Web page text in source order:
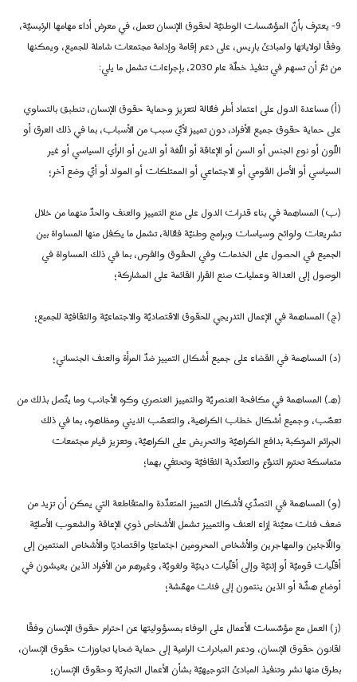
9- يعترف بأنّ المؤسّسات الوطنيّة لحقوق الإنسان تعمل، في معرض أداء مهامها الرئيسيّة،
وفقًا لولاياتها ولمبادئ باريس، على دعم إقامة وإدامة مجتمعات شاملة للجميع، ويمكنها
من ثمّ أن تسهم في تنفيذ خطّة عام 2030، بإجراءات تشمل ما يلي:
(أ)مساعدة الدول على اعتماد أطر فعّالة لتعزيز وحماية حقوق الإنسان، تنطبق بالتساوي
على حماية حقوق جميع الأفراد، دون تمييز لأيّ سبب من الأسباب، بما في ذلك العرق أو
اللّون أو نوع الجنس أو السن أو الإعاقة أو اللّغة أو الدين أو الرأي السياسي أو غير
السياسي أو الأصل القومي أو الاجتماعي أو الممتلكات أو المولد أو أيّ وضع آخر؛
(ب)المساهمة في بناء قدرات الدول على منع التمييز والعنف والحدّ منهما من خلال
تشريعات ولوائح وسياسات وبرامج وطنيّة فعّالة، تشمل ما يكفل منها المساواة بين
الجميع في الحصول على الخدمات وفي الحقوق والفرص، بما في ذلك المساواة في
الوصول إلى العدالة وعمليات صنع القرار القائمة على المشاركة؛
(ج)المساهمة في الإعمال التدريجي للحقوق الاقتصاديّة والاجتماعيّة والثقافيّة للجميع؛
(د)المساهمة في القضاء على جميع أشكال التمييز ضدّ المرأة والعنف الجنساني؛
(هـ)المساهمة في مكافحة العنصريّة والتمييز العنصري وكره الأجانب وما يتّصل بذلك من
تعصّب، وجميع أشكال خطاب الكراهية، والتعصّب الديني ومظاهره، بما في ذلك
الجرائم المرتكبة بدافع الكراهيّة والتحريض على الكراهيّة، وتعزيز قيام مجتمعات
متماسكة تحترم التنوّع والتعدّدية الثقافيّة وتحتفي بهما؛
(و)المساهمة في التصدّي لأشكال التمييز المتعدّدة والمتقاطعة التي يمكن أن تزيد من
ضعف فئات معيّنة إزاء العنف والتمييز تشمل الأشخاص ذوي الإعاقة والشعوب الأصليّة
واللّاجئين والمهاجرين والأشخاص المحرومين اجتماعيًا واقتصاديًا والأشخاص المنتمين إلى
أقلّيات قوميّة أو إثنيّة وإلى أقلّيات دينيّة ولغويّة، وغيرهم من الأفراد الذين يعيشون في
أوضاع هشّة أو الذين ينتمون إلى فئات مهمّشة؛
(ز)العمل مع مؤسّسات الأعمال على الوفاء بمسؤوليتها عن احترام حقوق الإنسان وفقًا
لقانون حقوق الإنسان، ودعم المبادرات الرامية إلى حماية ضحايا تجاوزات حقوق الإنسان،
بطرق منها نشر وتنفيذ المبادئ التوجيهيّة بشأن الأعمال التجاريّة وحقوق الإنسان؛